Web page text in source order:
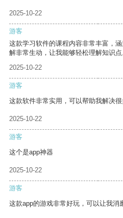
2025-10-22
游客
这款学习软件的课程内容非常丰富，
解非常生动，让我能够轻松理解知识点
2025-10-22
游客
这款软件非常实用，可以帮助我解决很
2025-10-22
游客
这个是app神器
2025-10-22
游客
这款app的游戏非常好玩，可以让我消